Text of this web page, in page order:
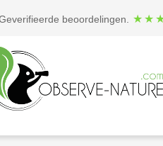
beoordelingen. ★ ★